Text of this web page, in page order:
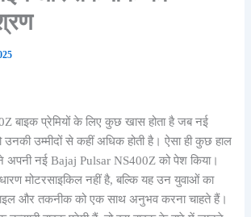
बाइक प्रेमियों के लिए कुछ खास होता है जब नई
उनकी उम्मीदों से कहीं अधिक होती है। ऐसा ही कुछ हाल
अपनी नई Bajaj Pulsar NS400Z को पेश किया।
मोटरसाइकिल नहीं है, बल्कि यह उन युवाओं का
और तकनीक को एक साथ अनुभव करना चाहते हैं।